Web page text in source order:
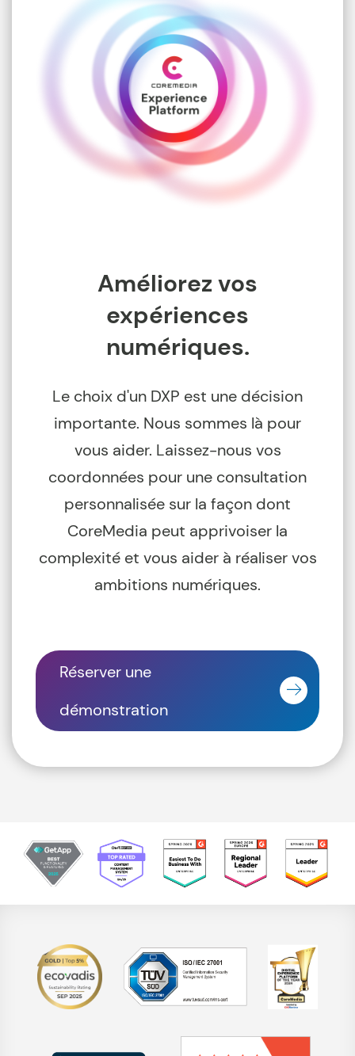
Améliorez vos
expériences
numériques.
Le choix d'un DXP est une décision
importante. Nous sommes là pour
vous aider. Laissez-nous vos
coordonnées pour une consultation
personnalisée sur la façon dont
CoreMedia peut apprivoiser la
complexité et vous aider à réaliser vos
ambitions numériques.
Réserver une
démonstration